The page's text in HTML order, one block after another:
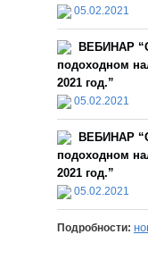
05.02.2021
ВЕБИНАР
подоходном
2021 год.”
05.02.2021
ВЕБИНАР
подоходном
2021 год.”
05.02.2021
Подробности: